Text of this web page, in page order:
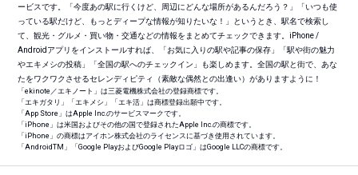
ービスです。「今度あの駅に行くけど、周辺にどんな場所があるんだろう？」「いつも使
っている駅だけど、もっとディープな情報が知りたいな！」というとき、駅名で検索し
て、観光・グルメ・買い物・交通などの情報をまとめてチェックできます。iPhone /
Androidアプリをインストールすれば、「お気に入りの駅や記事の保存」「駅や街の魅力
やエキメシの投稿」「全国の駅へのチェックイン」も楽しめます。全国の駅と街で、あな
たをワクワクさせるセレンディピティ（素敵な偶然との出逢い）がありますように！
「ekinote／エキノート」は三菱電機株式会社の登録商標です。
「エキガタリ」「エキメシ」「エキ活」は商標登録出願中です。
「App Store」はApple Inc.のサービスマークです。
「iPhone」は米国およびその他の国で登録されたApple Inc.の商標です。
「iPhone」の商標はアイホン株式会社のライセンスに基づき使用されています。
「AndroidTM 」「Google PlayおよびGoogle Playロゴ」はGoogle LLCの商標です。